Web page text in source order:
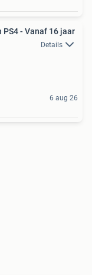
PS4 - Vanaf 16 jaar
Details
6 aug 26